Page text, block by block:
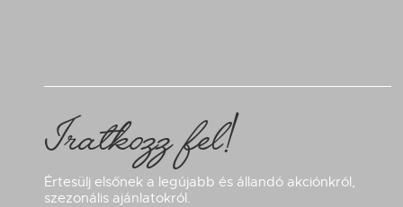
Iratkozz fel!
Értesülj elsőnek a legújabb és állandó akciónkról,
szezonális ajánlatokról.